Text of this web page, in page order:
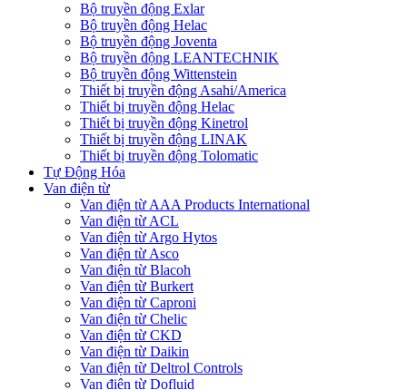
Bộ truyền động Exlar
Bộ truyền động Helac
Bộ truyền động Joventa
Bộ truyền động LEANTECHNIK
Bộ truyền động Wittenstein
Thiết bị truyền động Asahi/America
Thiết bị truyền động Helac
Thiết bị truyền động Kinetrol
Thiết bị truyền động LINAK
Thiết bị truyền động Tolomatic
Tự Động Hóa
Van điện từ
Van điện từ AAA Products International
Van điện từ ACL
Van điện từ Argo Hytos
Van điện từ Asco
Van điện từ Blacoh
Van điện từ Burkert
Van điện từ Caproni
Van điện từ Chelic
Van điện từ CKD
Van điện từ Daikin
Van điện từ Deltrol Controls
Van điện từ Dofluid